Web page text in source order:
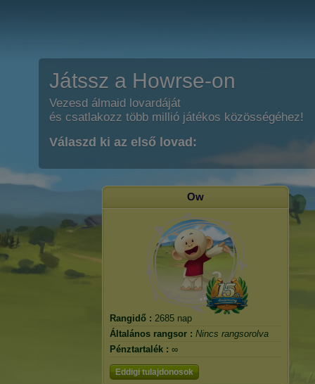
Játssz a Howrse-on
Vezesd álmaid lovardáját
és csatlakozz több millió játékos közösségéhez!
Válaszd ki az első lovad:
Ow
Rangidő : 2685 nap
Általános rangsor : Nincs rangsorolva
Pénztartalék : ∞
Eddigi tulajdonosok